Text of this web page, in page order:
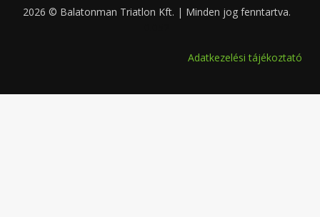
2026 © Balatonman Triatlon Kft. | Minden jog fenntartva.
Adatkezelési tájékoztató